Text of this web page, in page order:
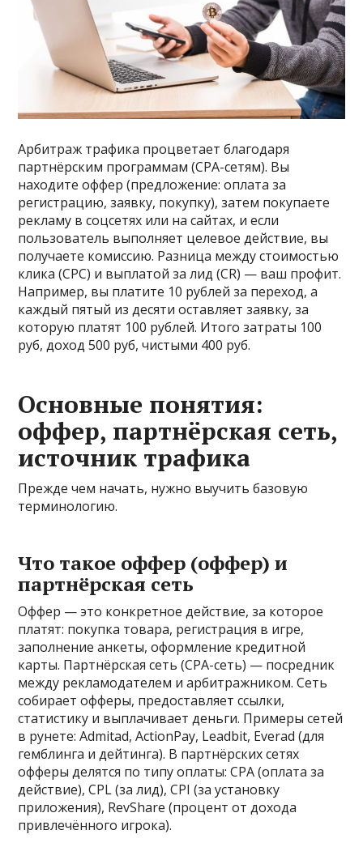
Арбитраж трафика процветает благодаря
партнёрским программам (CPA-сетям). Вы
находите оффер (предложение: оплата за
регистрацию, заявку, покупку), затем покупаете
рекламу в соцсетях или на сайтах, и если
пользователь выполняет целевое действие, вы
получаете комиссию. Разница между стоимостью
клика (CPC) и выплатой за лид (CR) — ваш профит.
Например, вы платите 10 рублей за переход, а
каждый пятый из десяти оставляет заявку, за
которую платят 100 рублей. Итого затраты 100
руб, доход 500 руб, чистыми 400 руб.
Основные понятия:
оффер, партнёрская сеть,
источник трафика
Прежде чем начать, нужно выучить базовую
терминологию.
Что такое оффер (оффер) и
партнёрская сеть
Оффер — это конкретное действие, за которое
платят: покупка товара, регистрация в игре,
заполнение анкеты, оформление кредитной
карты. Партнёрская сеть (CPA-сеть) — посредник
между рекламодателем и арбитражником. Сеть
собирает офферы, предоставляет ссылки,
статистику и выплачивает деньги. Примеры сетей
в рунете: Admitad, ActionPay, Leadbit, Everad (для
гемблинга и дейтинга). В партнёрских сетях
офферы делятся по типу оплаты: CPA (оплата за
действие), CPL (за лид), CPI (за установку
приложения), RevShare (процент от дохода
привлечённого игрока).